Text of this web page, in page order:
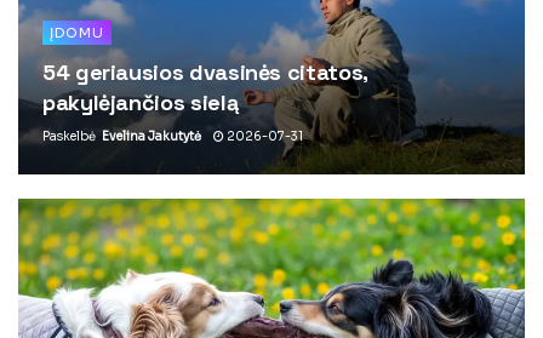
ĮDOMU
54 geriausios dvasinės citatos,
pakylėjančios sielą
Paskelbė Evelina Jakutytė 2026-07-31